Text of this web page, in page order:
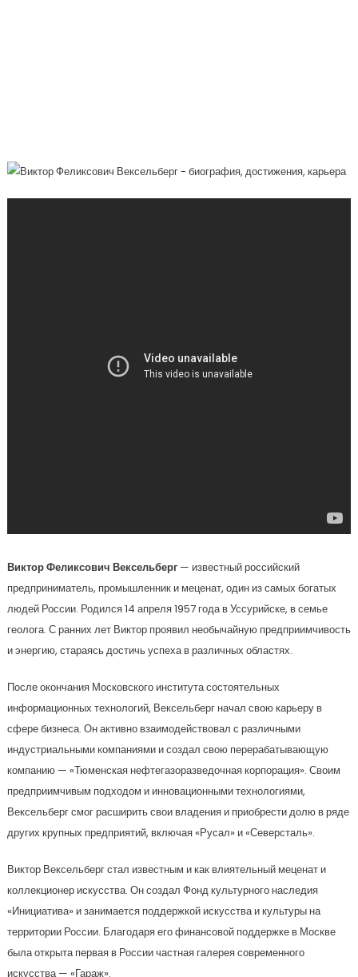
Виктор Феликсович Вексельберг— известный российский
предприниматель, промышленник и меценат, один из самых богатых
людей России. Родился 14 апреля 1957 года в Уссурийске, в семье
геолога. С ранних лет Виктор проявил необычайную предприимчивость
и энергию, стараясь достичь успеха в различных областях.
После окончания Московского института состоятельных
информационных технологий, Вексельберг начал свою карьеру в
сфере бизнеса. Он активно взаимодействовал с различными
индустриальными компаниями и создал свою перерабатывающую
компанию — «Тюменская нефтегазоразведочная корпорация». Своим
предприимчивым подходом и инновационными технологиями,
Вексельберг смог расширить свои владения и приобрести долю в ряде
других крупных предприятий, включая «Русал» и «Северсталь».
Виктор Вексельберг стал известным и как влиятельный меценат и
коллекционер искусства. Он создал Фонд культурного наследия
«Инициатива» и занимается поддержкой искусства и культуры на
территории России. Благодаря его финансовой поддержке в Москве
была открыта первая в России частная галерея современного
искусства — «Гараж».